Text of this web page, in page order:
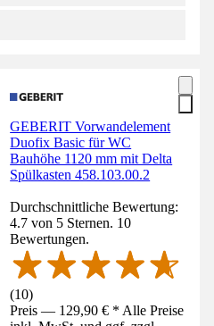
GEBERIT Vorwandelement
Duofix Basic für WC
Bauhöhe 1120 mm mit Delta
Spülkasten 458.103.00.2
Durchschnittliche Bewertung:
4.7 von 5 Sternen. 10
Bewertungen.
(10)
Preis — 129,90 € * Alle Preise